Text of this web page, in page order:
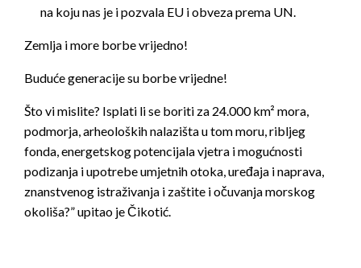
na koju nas je i pozvala EU i obveza prema UN.
Zemlja i more borbe vrijedno!
Buduće generacije su borbe vrijedne!
Što vi mislite? Isplati li se boriti za 24.000 km² mora,
podmorja, arheoloških nalazišta u tom moru, ribljeg
fonda, energetskog potencijala vjetra i mogućnosti
podizanja i upotrebe umjetnih otoka, uređaja i naprava,
znanstvenog istraživanja i zaštite i očuvanja morskog
okoliša?” upitao je Čikotić.